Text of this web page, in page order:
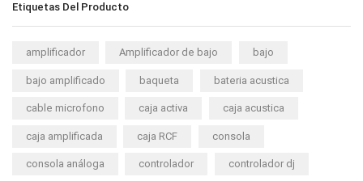
Etiquetas Del Producto
amplificador Amplificador de bajo bajo
bajo amplificado baqueta bateria acustica
cable microfono caja activa caja acustica
caja amplificada caja RCF consola
consola análoga controlador controlador dj